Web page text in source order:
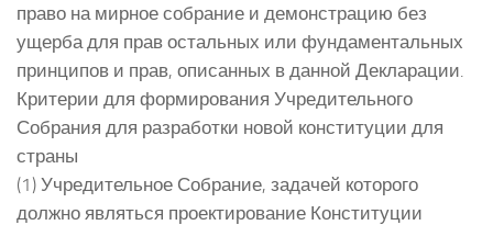
право на мирное собрание и демонстрацию без
ущерба для прав остальных или фундаментальных
принципов и прав, описанных в данной Декларации.
Критерии для формирования Учредительного
Собрания для разработки новой конституции для
страны
(1) Учредительное Собрание, задачей которого
должно являться проектирование Конституции